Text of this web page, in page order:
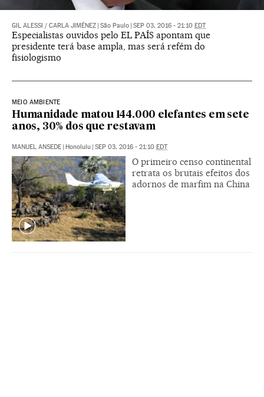
GIL ALESSI / CARLA JIMÉNEZ São Paulo SEP 03, 2016 - 21:10 EDT
Especialistas ouvidos pelo EL PAÍS apontam que
presidente terá base ampla, mas será refém do
fisiologismo
MEIO AMBIENTE
Humanidade matou 144.000 elefantes em sete
anos, 30% dos que restavam
MANUEL ANSEDE Honolulu SEP 03, 2016 - 21:10 EDT
O primeiro censo continental
retrata os brutais efeitos dos
adornos de marfim na China